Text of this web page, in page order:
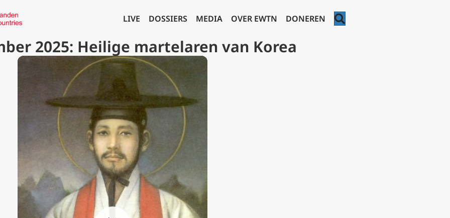
LIVE DOSSIERS MEDIA OVER EWTN DONEREN
2025: Heilige martelaren van Korea